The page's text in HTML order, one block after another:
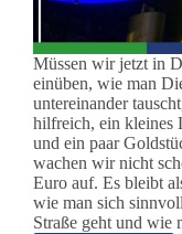
Müssen wir jetzt in
einüben, wie man
untereinander
hilfreich, ein kleines
und ein paar
wachen wir nicht
Euro auf. Es bleibt
wie man sich
Straße geht und wie